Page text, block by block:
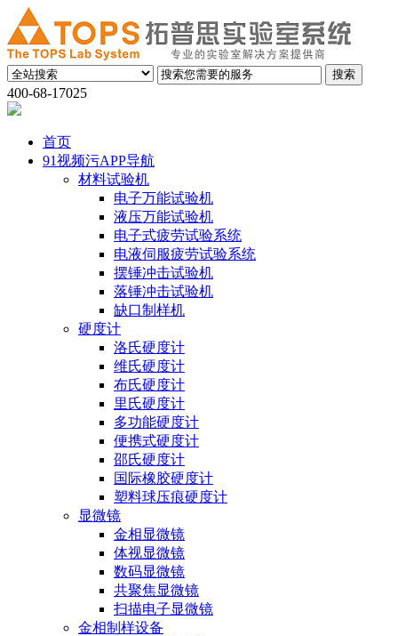
400-68-17025
首页
91视频污APP导航
材料试验机
电子万能试验机
液压万能试验机
电子式疲劳试验系统
电液伺服疲劳试验系统
摆锤冲击试验机
落锤冲击试验机
缺口制样机
硬度计
洛氏硬度计
维氏硬度计
布氏硬度计
里氏硬度计
多功能硬度计
便携式硬度计
邵氏硬度计
国际橡胶硬度计
塑料球压痕硬度计
显微镜
金相显微镜
体视显微镜
数码显微镜
共聚焦显微镜
扫描电子显微镜
金相制样设备